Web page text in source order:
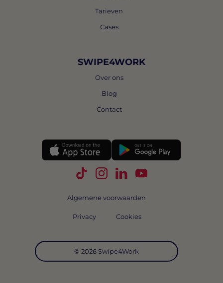
Tarieven
Cases
SWIPE4WORK
Over ons
Blog
Contact
Volg Swipe4Work op TikTok
Volg Swipe4Work op
Volg Swipe4Work op
Volg Swipe4Work
© 2026 Swipe4Work
Algemene voorwaarden
Privacy Cookies